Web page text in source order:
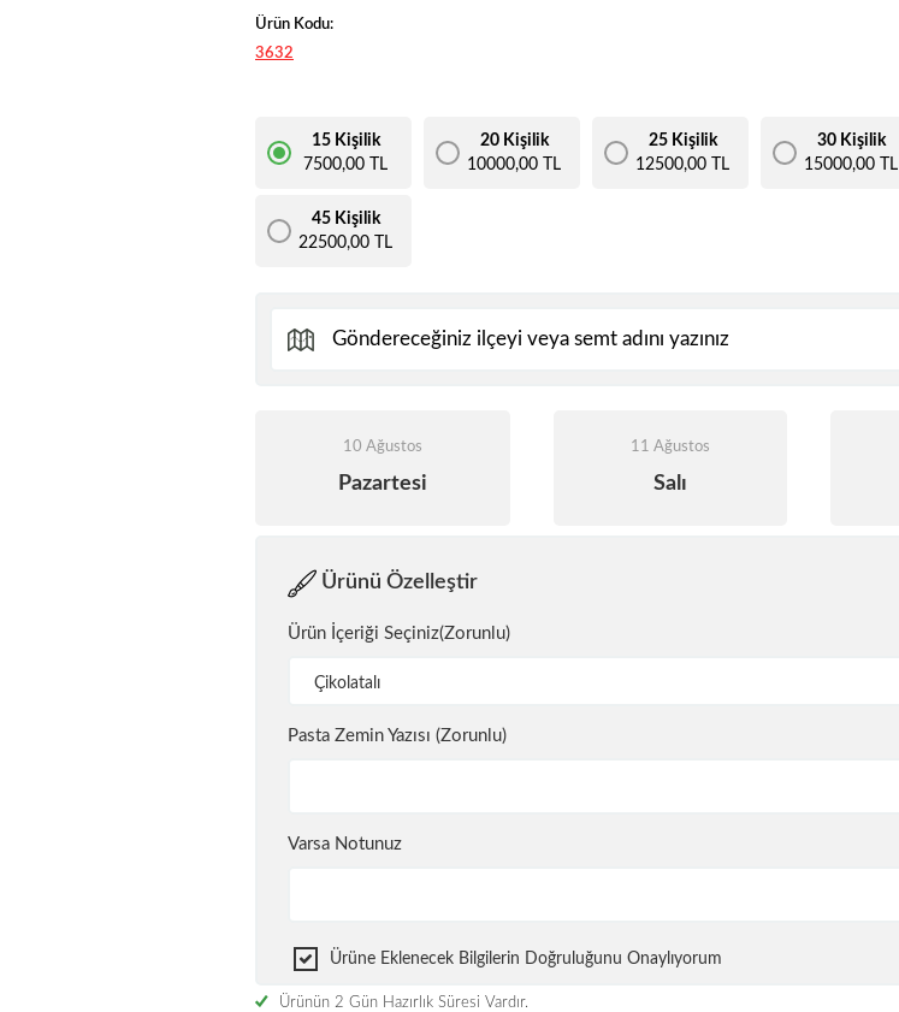
Ürün Kodu:
3632
15 Kişilik
7500,00 TL
20 Kişilik
10000,00 TL
25 Kişilik
12500,00 TL
30 Kişilik
15000,00 TL
45 Kişilik
22500,00 TL
10 Ağustos
Pazartesi
11 Ağustos
Salı
Ürünü Özelleştir
Ürün İçeriği Seçiniz(Zorunlu)
Çikolatalı
Pasta Zemin Yazısı (Zorunlu)
Varsa Notunuz
Ürüne Eklenecek Bilgilerin Doğruluğunu Onaylıyorum
Ürünün 2 Gün Hazırlık Süresi Vardır.